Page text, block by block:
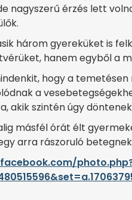
nagyszerű érzés lett
három gyereküket is
hanem egyből a
hogy a temetésen
a
akik szintén úgy
másfél órát élt
arra rászoruló